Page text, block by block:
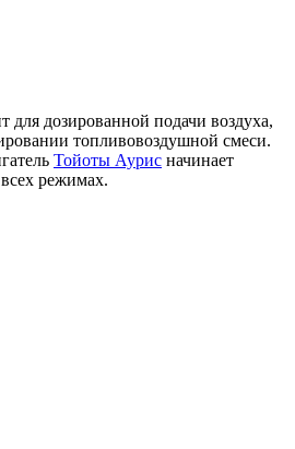
для дозированной подачи воздуха,
топливовоздушной смеси.
Тойоты Аурис начинает
режимах.